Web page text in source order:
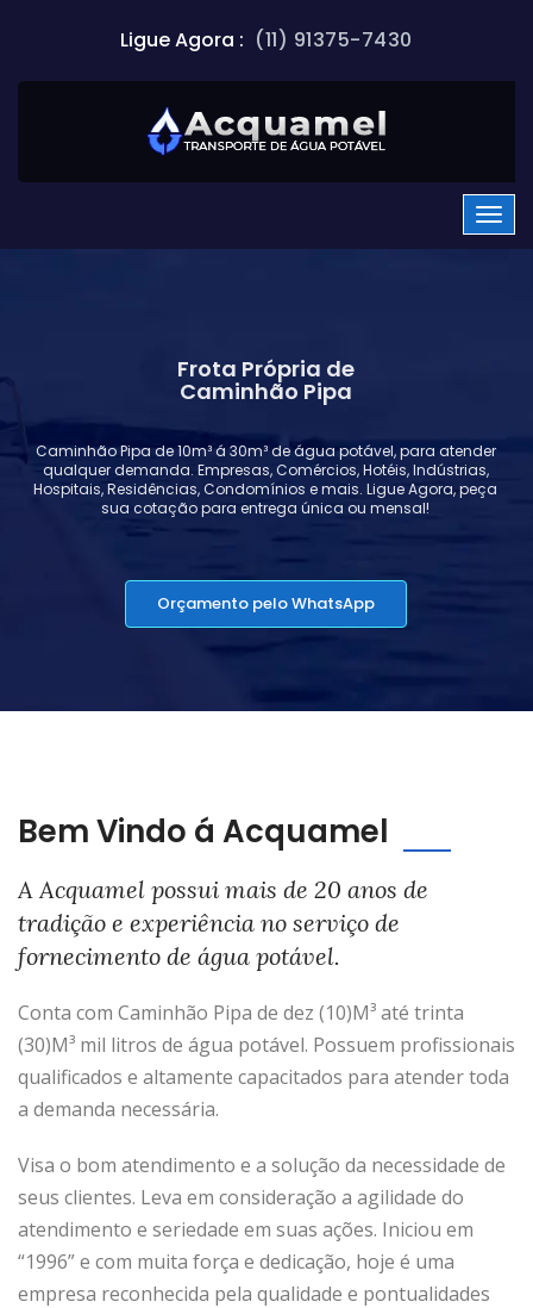
Ligue Agora : (11) 91375-7430
Frota Própria de
Caminhão Pipa
Caminhão Pipa de 10m³ á 30m³ de água potável, para atender
qualquer demanda. Empresas, Comércios, Hotéis, Indústrias,
Hospitais, Residências, Condomínios e mais. Ligue Agora, peça
sua cotação para entrega única ou mensal!
Orçamento pelo WhatsApp
Bem Vindo á Acquamel
A Acquamel possui mais de 20 anos de
tradição e experiência no serviço de
fornecimento de água potável.
Conta com Caminhão Pipa de dez (10)M³ até trinta
(30)M³ mil litros de água potável. Possuem profissionais
qualificados e altamente capacitados para atender toda
a demanda necessária.
Visa o bom atendimento e a solução da necessidade de
seus clientes. Leva em consideração a agilidade do
atendimento e seriedade em suas ações. Iniciou em
“1996” e com muita força e dedicação, hoje é uma
empresa reconhecida pela qualidade e pontualidades